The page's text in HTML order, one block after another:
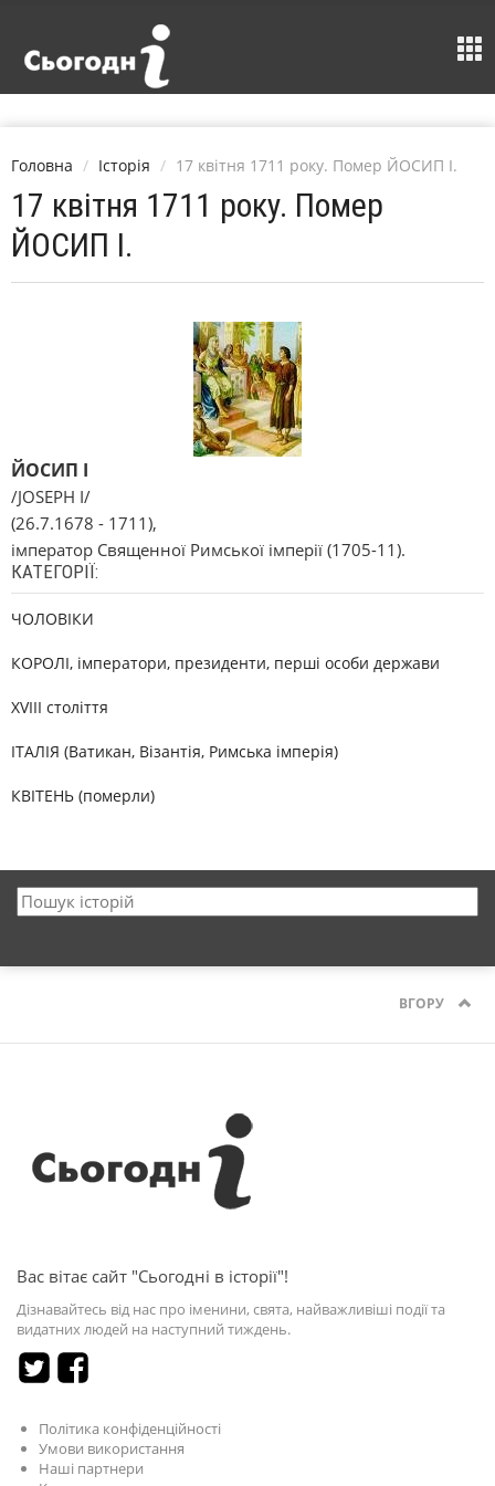
Головна Історія 17 квітня 1711 року. Помер ЙОСИП I.
17 квітня 1711 року. Помер
ЙОСИП I.
ЙОСИП I
/JOSEPH I/
(26.7.1678 - 1711),
імператор Священної Римської імперії (1705-11).
КАТЕГОРІЇ:
ЧОЛОВІКИ
КОРОЛІ, імператори, президенти, перші особи держави
XVIII століття
ІТАЛІЯ (Ватикан, Візантія, Римська імперія)
КВІТЕНЬ (померли)
ВГОРУ
Вас вітає сайт "Сьогодні в історії"!
Дізнавайтесь від нас про іменини, свята, найважливіші події та
видатних людей на наступний тиждень.
Політика конфіденційності
Умови використання
Наші партнери